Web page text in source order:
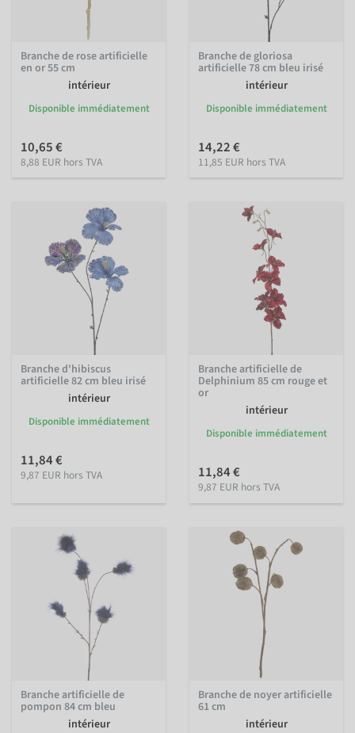
Branche de rose artificielle
en or 55 cm
intérieur
Disponible immédiatement
10,65 €
8,88 EUR hors TVA
Branche de gloriosa
artificielle 78 cm bleu irisé
intérieur
Disponible immédiatement
14,22 €
11,85 EUR hors TVA
Branche d'hibiscus
artificielle 82 cm bleu irisé
intérieur
Disponible immédiatement
11,84 €
9,87 EUR hors TVA
Branche artificielle de
Delphinium 85 cm rouge et
or
intérieur
Disponible immédiatement
11,84 €
9,87 EUR hors TVA
Branche artificielle de
pompon 84 cm bleu
intérieur
Branche de noyer artificielle
61 cm
intérieur